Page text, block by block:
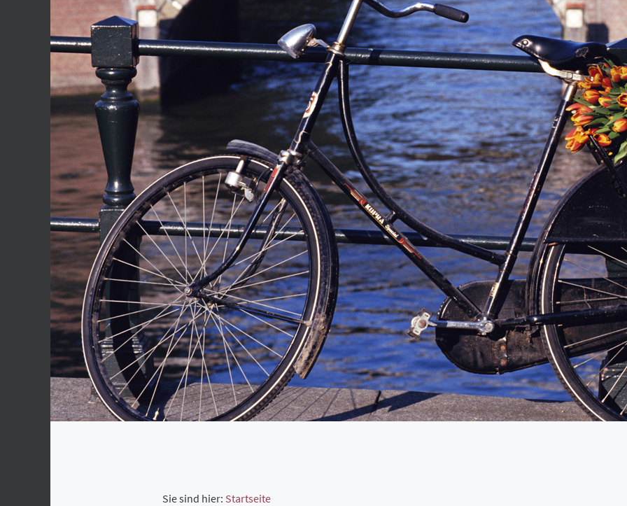
Sie sind hier: Startseite